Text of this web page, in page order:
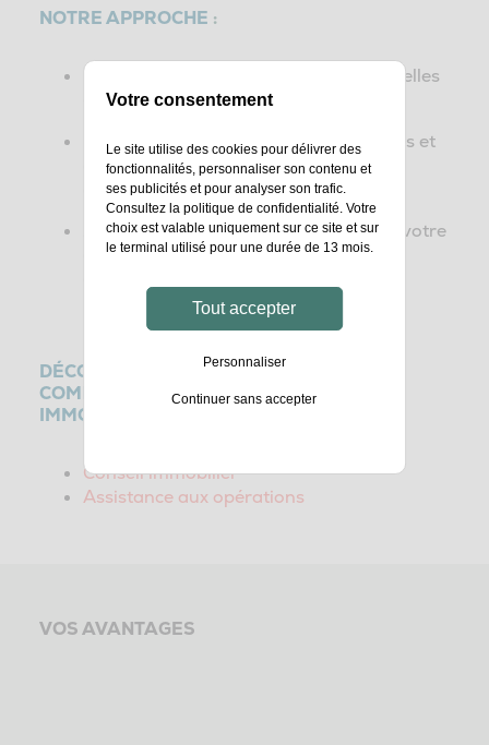
NOTRE APPROCHE :
actuelles
et anticiper vos besoins.
Envisager des environnements adaptés et
adaptables aux changements
organisationnels.
Aligner vos objectifs immobiliersavec votre
culture et les aspirations de vos
DÉCOUVREZ NOS EXPERTISES
COMPLÉMENTAIRES EN DIRECTION
IMMOBILIÈRE :
Conseil immobilier
Assistance aux opérations
VOS AVANTAGES
Votre consentement
Le site utilise des cookies pour délivrer des
fonctionnalités, personnaliser son contenu et
ses publicités et pour analyser son trafic.
Consultez lapolitique de confidentialité . Votre
choix est valable uniquement sur ce site et sur
le terminal utilisé pour une durée de 13 mois.
Tout accepter
Personnaliser
Continuer sans accepter